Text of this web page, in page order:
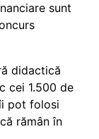
sunt
didactică
cei 1.500 de
pot folosi
rămân în